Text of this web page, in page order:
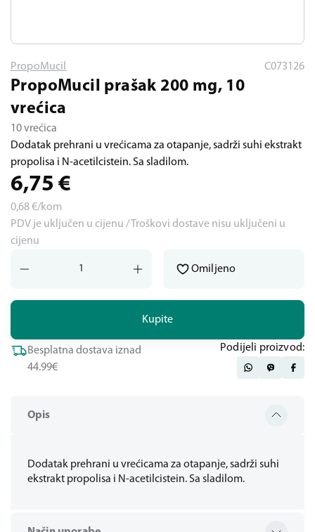
Opis
Dodatak prehrani u vrećicama za otapanje, sadrži suhi
ekstrakt propolisa i N-acetilcistein. Sa sladilom.
PropoMucil C073126
PropoMucil prašak 200 mg, 10
vrećica
10 vrećica
Dodatak prehrani u vrećicama za otapanje, sadrži suhi ekstrakt
propolisa i N-acetilcistein. Sa sladilom.
6,75 €
0,68€/kom
PDV je uključen u cijenu / Troškovi dostave nisu uključeni u
cijenu
Kupite
Omiljeno
Besplatna dostava iznad
44.99€
Podijeli proizvod: